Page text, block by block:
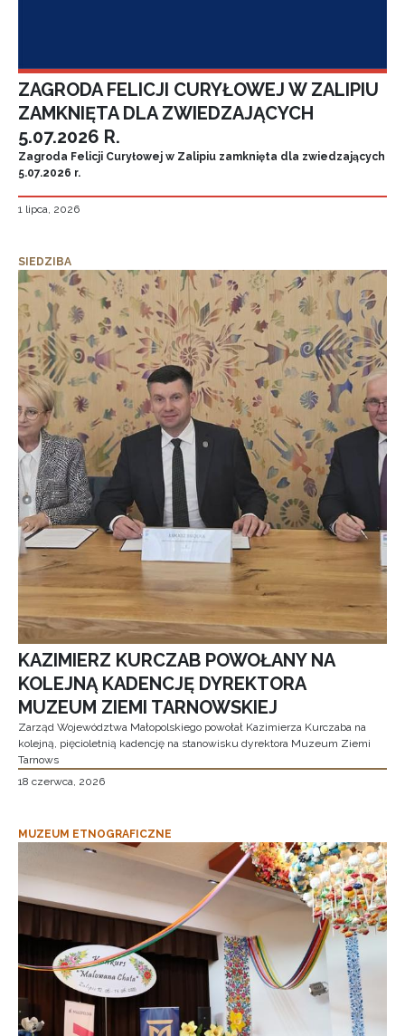
ZAGRODA FELICJI CURYŁOWEJ W ZALIPIU
ZAMKNIĘTA DLA ZWIEDZAJĄCYCH
5.07.2026 R.
Zagroda Felicji Curyłowej w Zalipiu zamknięta dla zwiedzających
5.07.2026 r.
1 lipca, 2026
SIEDZIBA
KAZIMIERZ KURCZAB POWOŁANY NA
KOLEJNĄ KADENCJĘ DYREKTORA
MUZEUM ZIEMI TARNOWSKIEJ
Zarząd Województwa Małopolskiego powołał Kazimierza Kurczaba na
kolejną, pięcioletnią kadencję na stanowisku dyrektora Muzeum Ziemi
Tarnows
18 czerwca, 2026
MUZEUM ETNOGRAFICZNE